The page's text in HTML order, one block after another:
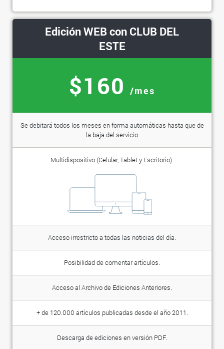
Edición WEB con CLUB DEL
ESTE
$160 /mes
Se debitará todos los meses en forma automáticas hasta que de
la baja del servicio
Multidispositivo (Celular, Tablet y Escritorio).
Acceso irrestricto a todas las noticias del día.
Posibilidad de comentar artículos.
Acceso al Archivo de Ediciones Anteriores.
+ de 120.000 artículos publicadas desde el año 2011.
Descarga de ediciones en versión PDF.